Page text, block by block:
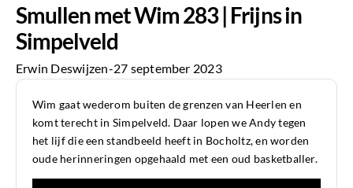
Smullen met Wim 283 | Frijns in
Simpelveld
Erwin Deswijzen-27 september 2023
Wim gaat wederom buiten de grenzen van Heerlen en
komt terecht in Simpelveld. Daar lopen we Andy tegen
het lijf die een standbeeld heeft in Bocholtz, en worden
oude herinneringen opgehaald met een oud basketballer.